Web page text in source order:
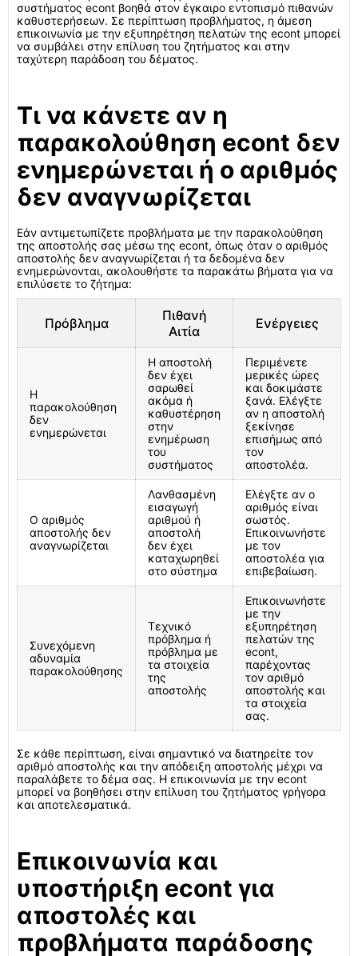
συστήματος econt βοηθά στον έγκαιρο εντοπισμό πιθανών
καθυστερήσεων. Σε περίπτωση προβλήματος, η άμεση
επικοινωνία με την εξυπηρέτηση πελατών της econt μπορεί
να συμβάλει στην επίλυση του ζητήματος και στην
ταχύτερη παράδοση του δέματος.
Τι να κάνετε αν η
παρακολούθηση econt δεν
ενημερώνεται ή ο αριθμός
δεν αναγνωρίζεται
Εάν αντιμετωπίζετε προβλήματα με την παρακολούθηση
της αποστολής σας μέσω της econt, όπως όταν ο αριθμός
αποστολής δεν αναγνωρίζεται ή τα δεδομένα δεν
ενημερώνονται, ακολουθήστε τα παρακάτω βήματα για να
επιλύσετε το ζήτημα:
Πρόβλημα
Πιθανή
Αιτία
Ενέργειες
Η
παρακολούθηση
δεν
ενημερώνεται
Η αποστολή
δεν έχει
σαρωθεί
ακόμα ή
καθυστέρηση
στην
ενημέρωση
του
συστήματος
Περιμένετε
μερικές ώρες
και δοκιμάστε
ξανά. Ελέγξτε
αν η αποστολή
ξεκίνησε
επισήμως από
τον
αποστολέα.
Ο αριθμός
αποστολής δεν
αναγνωρίζεται
Λανθασμένη
εισαγωγή
αριθμού ή
αποστολή
δεν έχει
καταχωρηθεί
στο σύστημα
Ελέγξτε αν ο
αριθμός είναι
σωστός.
Επικοινωνήστε
με τον
αποστολέα για
επιβεβαίωση.
Συνεχόμενη
αδυναμία
παρακολούθησης
Τεχνικό
πρόβλημα ή
πρόβλημα με
τα στοιχεία
της
αποστολής
Επικοινωνήστε
με την
εξυπηρέτηση
πελατών της
econt,
παρέχοντας
τον αριθμό
αποστολής και
τα στοιχεία
σας.
Σε κάθε περίπτωση, είναι σημαντικό να διατηρείτε τον
αριθμό αποστολής και την απόδειξη αποστολής μέχρι να
παραλάβετε το δέμα σας. Η επικοινωνία με την econt
μπορεί να βοηθήσει στην επίλυση του ζητήματος γρήγορα
και αποτελεσματικά.
Επικοινωνία και
υποστήριξη econt για
αποστολές και
προβλήματα παράδοσης